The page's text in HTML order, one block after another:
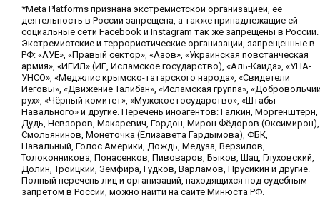
*Meta Platforms признана экстремистской организацией, её
деятельность в России запрещена, а также принадлежащие ей
социальные сети Facebook и Instagram так же запрещены в России.
Экстремистские и террористические организации, запрещенные в
РФ: «АУЕ», «Правый сектор», «Азов», «Украинская повстанческая
армия», «ИГИЛ» (ИГ, Исламское государство), «Аль-Каида», «УНА-
УНСО», «Меджлис крымско-татарского народа», «Свидетели
Иеговы», «Движение Талибан», «Исламская группа»,
рух», «Чёрный комитет», «Мужское государство», «Штабы
Навального» и другие. Перечень иноагентов: Галкин, Моргенштерн,
Дудь, Невзоров, Макаревич, Гордон, Мирон Фёдоров (Оксимирон),
Смольянинов, Монеточка (Елизавета Гардымова), ФБК,
Навальный, Голос Америки, Дождь, Медуза, Верзилов,
Толоконникова, Понасенков, Пивоваров, Быков, Шац, Глуховский,
Долин, Троицкий, Земфира, Гудков, Варламов, Прусикин и другие.
Полный перечень лиц и организаций, находящихся под судебным
запретом в России, можно найти на сайте Минюста РФ.